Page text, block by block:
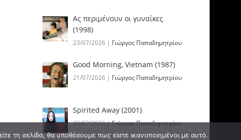
Ας περιμένουν οι γυναίκες
(1998)
23/07/2026 | Γιώργος Παπαδημητρίου
Good Morning, Vietnam (1987)
21/07/2026 | Γιώργος Παπαδημητρίου
Spirited Away (2001)
20/07/2026|Γιώργος Παπαδημητρίου
τη σελίδα, θα υποθέσουμε πως είστε ικανοποιημένοι με αυτό.